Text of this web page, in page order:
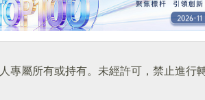
專屬所有或持有。未經許可，禁止進行轉